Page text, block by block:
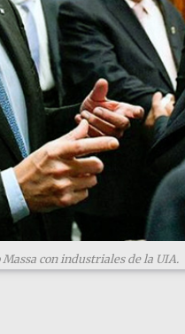
Massa con industriales de la UIA.